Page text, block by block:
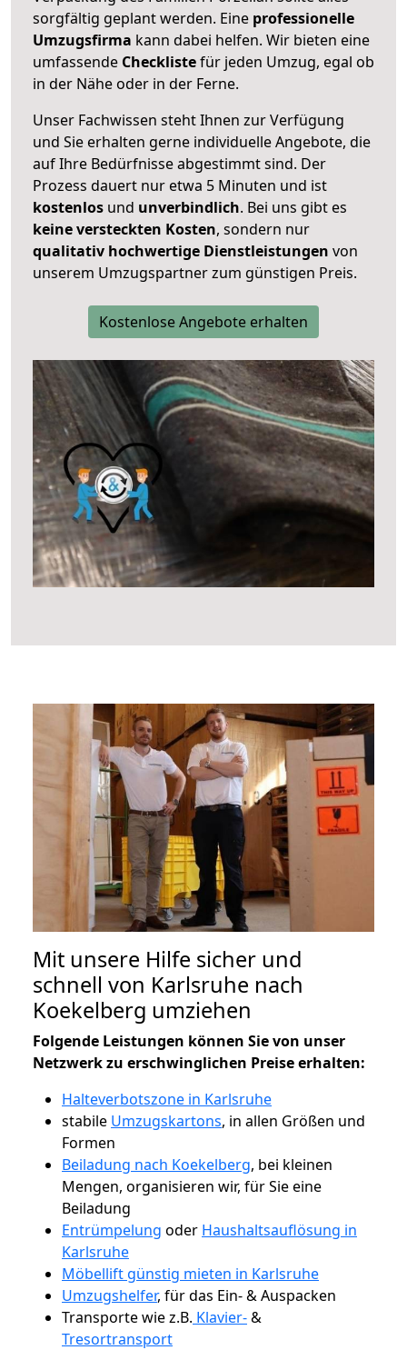
sorgfältig geplant werden. Eine professionelle
Umzugsfirma kann dabei helfen. Wir bieten eine
umfassende Checklistefür jeden Umzug, egal ob
in der Nähe oder in der Ferne.
Unser Fachwissen steht Ihnen zur Verfügung
und Sie erhalten gerne individuelle Angebote, die
auf Ihre Bedürfnisse abgestimmt sind. Der
Prozess dauert nur etwa 5 Minuten und ist
kostenlos und unverbindlich. Bei uns gibt es
keine versteckten Kosten, sondern nur
qualitativ hochwertige Dienstleistungen von
unserem Umzugspartner zum günstigen Preis.
Kostenlose Angebote erhalten
Mit unsere Hilfe sicher und
schnell von Karlsruhe nach
Koekelberg umziehen
Folgende Leistungen können Sie von unser
Netzwerk zu erschwinglichen Preise erhalten:
Halteverbotszone in Karlsruhe
stabile Umzugskartons, in allen Größen und
Formen
Beiladung nach Koekelberg, bei kleinen
Mengen, organisieren wir, für Sie eine
Beiladung
Entrümpelung oder Haushaltsauflösung in
Karlsruhe
Möbellift günstig mieten in Karlsruhe
Umzugshelfer, für das Ein- & Auspacken
Transporte wie z.B. Klavier-&
Tresortransport